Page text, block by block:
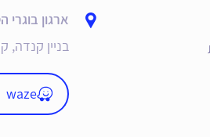
ארגון בוגרי
בניין קנדה, קומה 1 חדר
waze